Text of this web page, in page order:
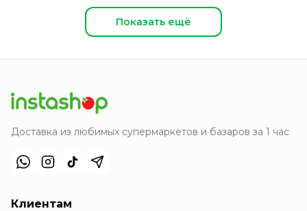
Показать ещё
Доставка из любимых супермаркетов и базаров за 1 час
Клиентам